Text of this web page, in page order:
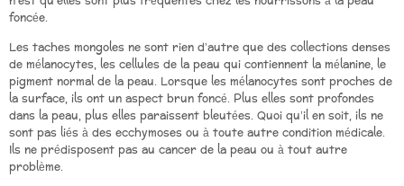
foncée.
Les taches mongoles ne sont rien d’autre que des collections denses
de mélanocytes, les cellules de la peau qui contiennent la mélanine, le
pigment normal de la peau. Lorsque les mélanocytes sont proches de
la surface, ils ont un aspect brun foncé. Plus elles sont profondes
dans la peau, plus elles paraissent bleutées. Quoi qu’il en soit, ils ne
sont pas liés à des ecchymoses ou à toute autre condition médicale.
Ils ne prédisposent pas au cancer de la peau ou à tout autre
problème.